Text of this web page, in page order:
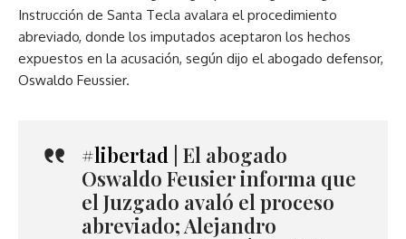
Instrucción de Santa Tecla avalara el procedimiento
abreviado, donde los imputados aceptaron los hechos
expuestos en la acusación, según dijo el abogado defensor,
Oswaldo Feussier.
#libertad | El abogado
Oswaldo Feusier informa que
el Juzgado avaló el proceso
abreviado; Alejandro